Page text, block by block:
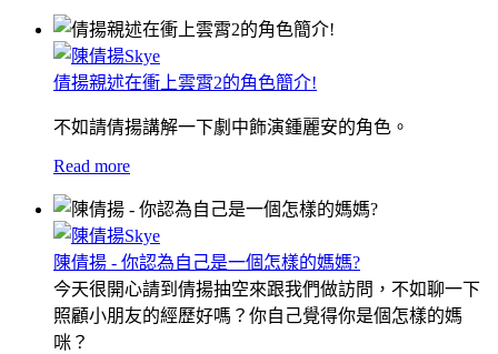
倩揚親述在衝上雲霄2的角色簡介!
不如請倩揚講解一下劇中飾演鍾麗安的角色。
Read more
陳倩揚 - 你認為自己是一個怎樣的媽媽?
今天很開心請到倩揚抽空來跟我們做訪問，不如聊一下
照顧小朋友的經歷好嗎？ 你自己覺得你是個怎樣的媽
咪？